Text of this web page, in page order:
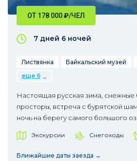
ОТ 178 000₽/ЧЕЛ
7 дней 6 ночей
Листвянка Байкальский музей
еще 6
Настоящая русская зима, снежные
просторы, встреча с бурятской
ночь на берегу самого большого
Экскурсии Снегоходы
Ближайшие даты заезда →